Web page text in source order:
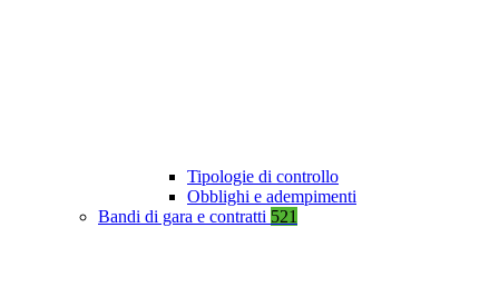
Tipologie di controllo
Obblighi e adempimenti
Bandi di gara e contratti 521